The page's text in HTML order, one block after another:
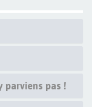
parviens pas !